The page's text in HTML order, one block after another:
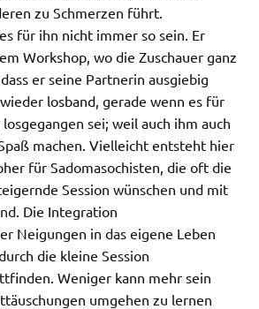
zu Schmerzen führt.
für ihn nicht immer so sein. Er
Workshop, wo die Zuschauer ganz
er seine Partnerin ausgiebig
losband, gerade wenn es für
sei; weil auch ihm auch
machen. Vielleicht entsteht hier
für Sadomasochisten, die oft die
Session wünschen und mit
Die Integration
Neigungen in das eigene Leben
die kleine Session
Weniger kann mehr sein 
umgehen zu lernen